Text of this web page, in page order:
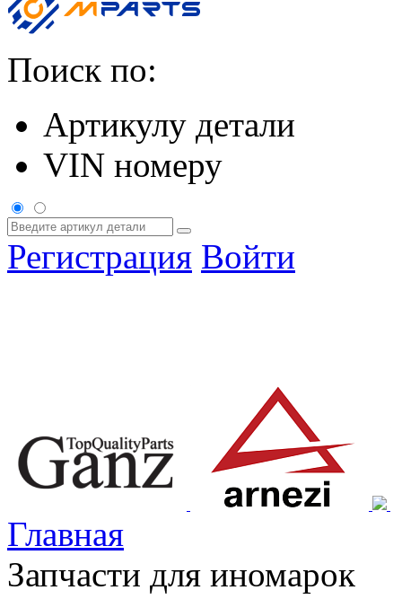
Поиск по:
Артикулу детали
VIN номеру
Регистрация Войти
Главная
Запчасти для иномарок